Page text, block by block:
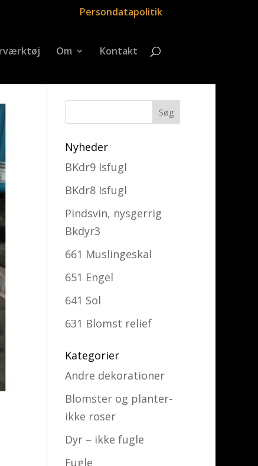
Persondatapolitik
Om Kontakt
Nyheder
BKdr9 Isfugl
BKdr8 Isfugl
Pindsvin, nysgerrig
Bkdyr3
661 Muslingeskal
651 Engel
641 Sol
631 Blomst relief
Kategorier
Andre dekorationer
Blomster og planter-
ikke roser
Dyr – ikke fugle
Fugle